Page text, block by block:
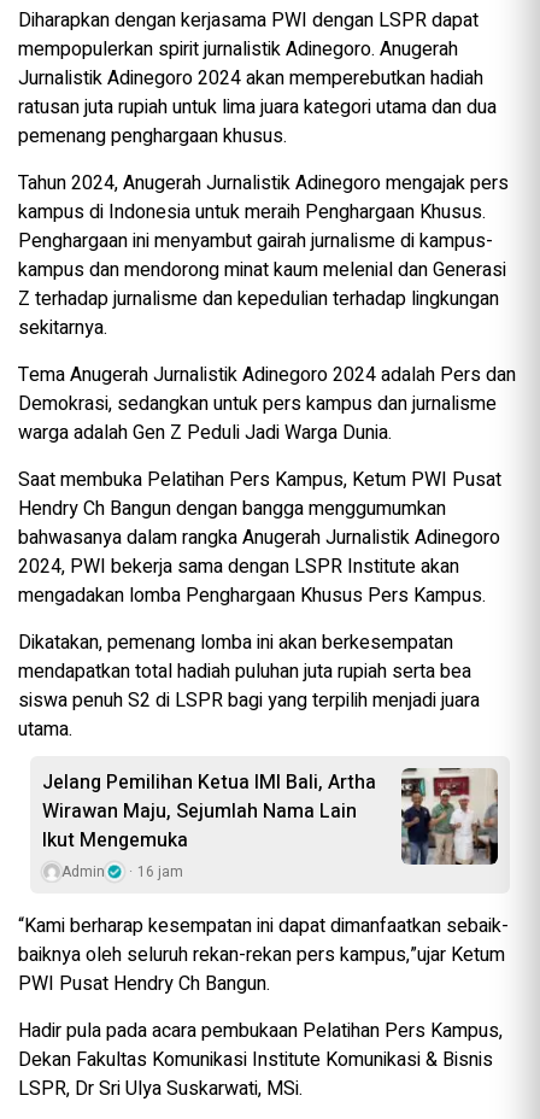
Diharapkan dengan kerjasama PWI dengan LSPR dapat
mempopulerkan spirit jurnalistik Adinegoro. Anugerah
Jurnalistik Adinegoro 2024 akan memperebutkan hadiah
ratusan juta rupiah untuk lima juara kategori utama dan dua
pemenang penghargaan khusus.
Tahun 2024, Anugerah Jurnalistik Adinegoro mengajak pers
kampus di Indonesia untuk meraih Penghargaan Khusus.
Penghargaan ini menyambut gairah jurnalisme di kampus-
kampus dan mendorong minat kaum melenial dan Generasi
Z terhadap jurnalisme dan kepedulian terhadap lingkungan
sekitarnya.
Tema Anugerah Jurnalistik Adinegoro 2024 adalah Pers dan
Demokrasi, sedangkan untuk pers kampus dan jurnalisme
warga adalah Gen Z Peduli Jadi Warga Dunia.
Saat membuka Pelatihan Pers Kampus, Ketum PWI Pusat
Hendry Ch Bangun dengan bangga menggumumkan
bahwasanya dalam rangka Anugerah Jurnalistik Adinegoro
2024, PWI bekerja sama dengan LSPR Institute akan
mengadakan lomba Penghargaan Khusus Pers Kampus.
Dikatakan, pemenang lomba ini akan berkesempatan
mendapatkan total hadiah puluhan juta rupiah serta bea
siswa penuh S2 di LSPR bagi yang terpilih menjadi juara
utama.
Jelang Pemilihan Ketua IMI Bali, Artha
Wirawan Maju, Sejumlah Nama Lain
Ikut Mengemuka
Admin 16 jam
“Kami berharap kesempatan ini dapat dimanfaatkan sebaik-
baiknya oleh seluruh rekan-rekan pers kampus,”ujar Ketum
PWI Pusat Hendry Ch Bangun.
Hadir pula pada acara pembukaan Pelatihan Pers Kampus,
Dekan Fakultas Komunikasi Institute Komunikasi & Bisnis
LSPR, Dr Sri Ulya Suskarwati, MSi.